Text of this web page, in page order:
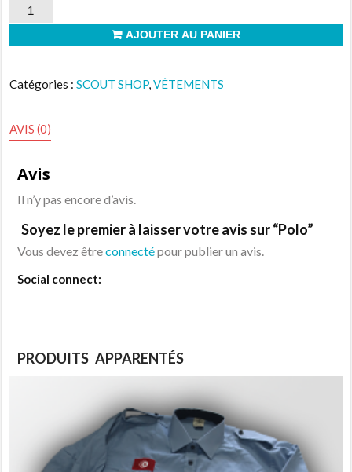
quantité
Polo
AJOUTER AU PANIER
Catégories :SCOUT SHOP,VÊTEMENTS
AVIS (0)
Avis
Il n’y pas encore d’avis.
Soyez le premier à laisser votre avis sur “Polo”
Vous devez êtreconnectépour publier un avis.
Social connect:
PRODUITS APPARENTÉS